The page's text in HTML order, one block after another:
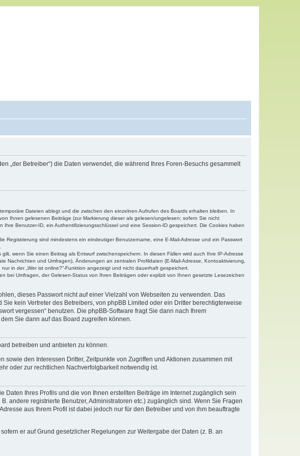
„der Betreiber“) die Daten verwendet, die während Ihres Foren-Besuchs gesammelt
Dateien ablegt und die zwischen den einzelnen Aufrufen des Boards erhalten bleiben. In
Ihnen gelesenen Beiträge (zur Markierung dieser als gelesen/ungelesen; sofern Sie nicht
Benutzer-ID, ein Authentifizierungsschlüssel und eine Session-ID gespeichert. Die Cookies haben
Registrierung sind mindestens ein eindeutiger Benutzername, eine E-Mail-Adresse und ein Passwort
wenn Sie einen Beitrag als Entwurf zwischenspeichern. In diesen Fällen wird auch Ihre IP-Adresse
Nachrichten und Umfragen), Änderungen an zentralen Profildaten (E-Mail-Adresse, Kontoaktivierung,
in der „Wer ist online?“-Funktion angezeigt und nicht dauerhaft gespeichert.
bei Umfragen, der Gelesen-Status von Ihren Beiträgen oder explizit von Ihnen gesetzte Lesezeichen
dieses Passwort nicht auf einer Vielzahl von Webseiten zu verwenden. Das
kein Vertreter des Betreibers, von phpBB Limited oder ein Dritter berechtigterweise
vergessen“ benutzen. Die phpBB-Software fragt Sie dann nach Ihrem
Sie dann auf das Board zugreifen können.
betreiben und anbieten zu können.
den Interessen Dritter, Zeitpunkte von Zugriffen und Aktionen zusammen mit
oder zur rechtlichen Nachverfolgbarkeit notwendig ist.
Ihres Profils und die von Ihnen erstellten Beiträge im Internet zugänglich sein
andere registrierte Benutzer, Administratoren etc.) zugänglich sind. Wenn Sie Fragen
aus Ihrem Profil ist dabei jedoch nur für den Betreiber und von ihm beauftragte
er auf Grund gesetzlicher Regelungen zur Weitergabe der Daten (z. B. an